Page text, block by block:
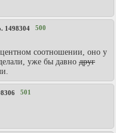
1498304 500
соотношении, оно у
уже бы давно друг
501